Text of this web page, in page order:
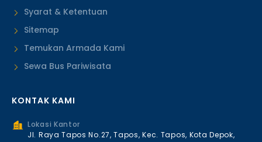
Syarat & Ketentuan
Sitemap
Temukan Armada Kami
Sewa Bus Pariwisata
KONTAK KAMI
Lokasi Kantor
Jl. Raya Tapos No.27, Tapos, Kec. Tapos, Kota Depok,